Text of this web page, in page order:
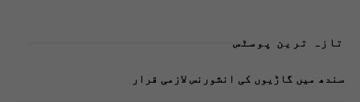
تازہ ترین پوسٹس
سندھ میں گاڑیوں کی انشورنس لازمی قرار